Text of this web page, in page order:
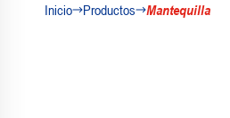
Inicio Productos Mantequilla